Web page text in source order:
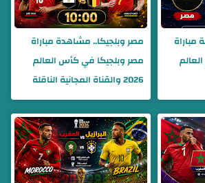
مباراة
مصر وبلجيكا.. مشاهدة مباراة
مصر وبلجيكا في كأس العالم
2026 والقناة المجانية الناقلة